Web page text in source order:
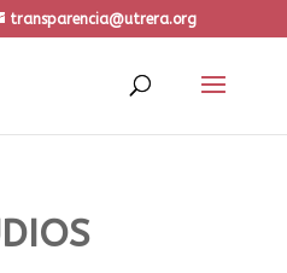
transparencia@utrera.org